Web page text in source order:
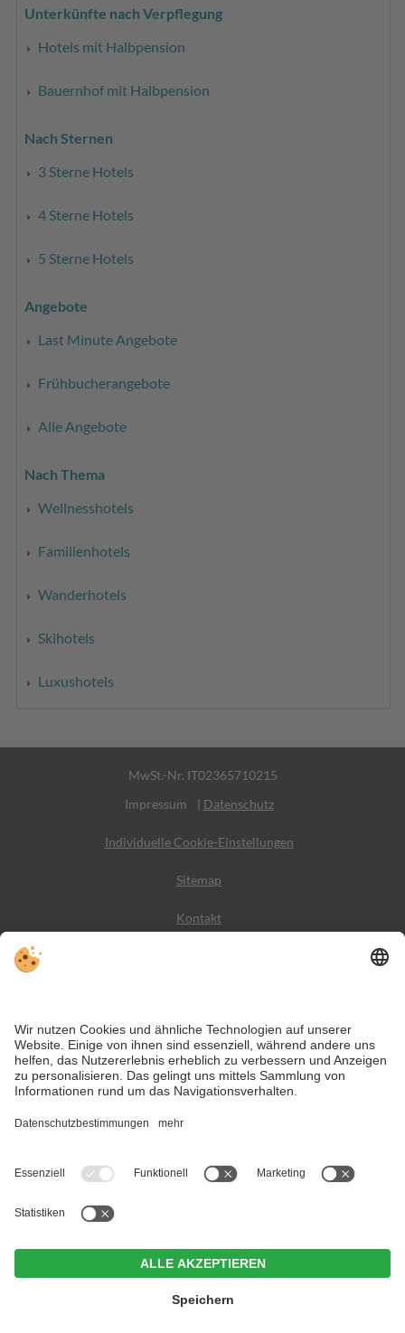
Unterkünfte nach Verpflegung
Hotels mit Halbpension
Bauernhof mit Halbpension
Nach Sternen
3 Sterne Hotels
4 Sterne Hotels
5 Sterne Hotels
Angebote
Last Minute Angebote
Frühbucherangebote
Alle Angebote
Nach Thema
Wellnesshotels
Familienhotels
Wanderhotels
Skihotels
Luxushotels
MwSt.-Nr. IT02365710215
Impressum
| Datenschutz
Individuelle Cookie-Einstellungen
Sitemap
Kontakt
VIVODolomiti ist das Reiseportal für unvergesslichen
Bergurlaub – mit Unterkünften und Angeboten in den
Dolomiten, im UNESCO Weltnaturerbe.
Trotz genauer Arbeit und ständigem Aktualisieren der Inhalte, können Fehler
auftreten. Wir übernehmen keine Gewähr für die Richtigkeit und
Vollständigkeit aller Informationen.
Informieren Sie sich sicherheitshalber nochmals beim Veranstalter vor Ort